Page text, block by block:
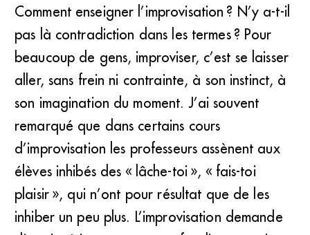
Comment enseigner l’improvisation ? N’y a-t-il
pas là contradiction dans les termes ? Pour
beaucoup de gens, improviser, c’est se laisser
aller, sans frein ni contrainte, à son instinct, à
son imagination du moment. J’ai souvent
remarqué que dans certains cours
d’improvisation les professeurs assènent aux
élèves inhibés des « lâche-toi », « fais-toi
plaisir », qui n’ont pour résultat que de les
inhiber un peu plus. L’improvisation demande